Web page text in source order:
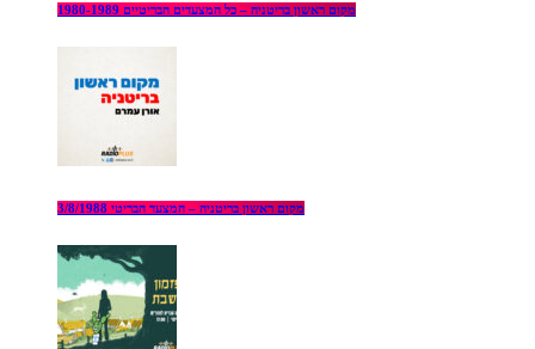
מקום ראשון בריטניה – כל המצעדים הבריטיים 1980-1989
מקום ראשון בריטניה – המצעד הבריטי 3/8/1988